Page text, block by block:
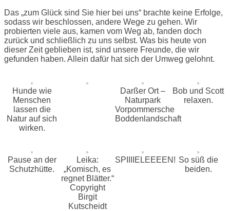
Das „zum Glück sind Sie hier bei uns“ brachte keine Erfolge,
sodass wir beschlossen, andere Wege zu gehen. Wir
probierten viele aus, kamen vom Weg ab, fanden doch
zurück und schließlich zu uns selbst. Was bis heute von
dieser Zeit geblieben ist, sind unsere Freunde, die wir
gefunden haben. Allein dafür hat sich der Umweg gelohnt.
Hunde wie
Menschen
lassen die
Natur auf sich
wirken.
Darßer Ort –
Naturpark
Vorpommersche
Boddenlandschaft
Bob und Scott
relaxen.
Pause an der
Schutzhütte.
Leika:
„Komisch, es
regnet Blätter.“
Copyright
Birgit
Kutscheidt
SPIIIIELEEEEN! So süß die
beiden.